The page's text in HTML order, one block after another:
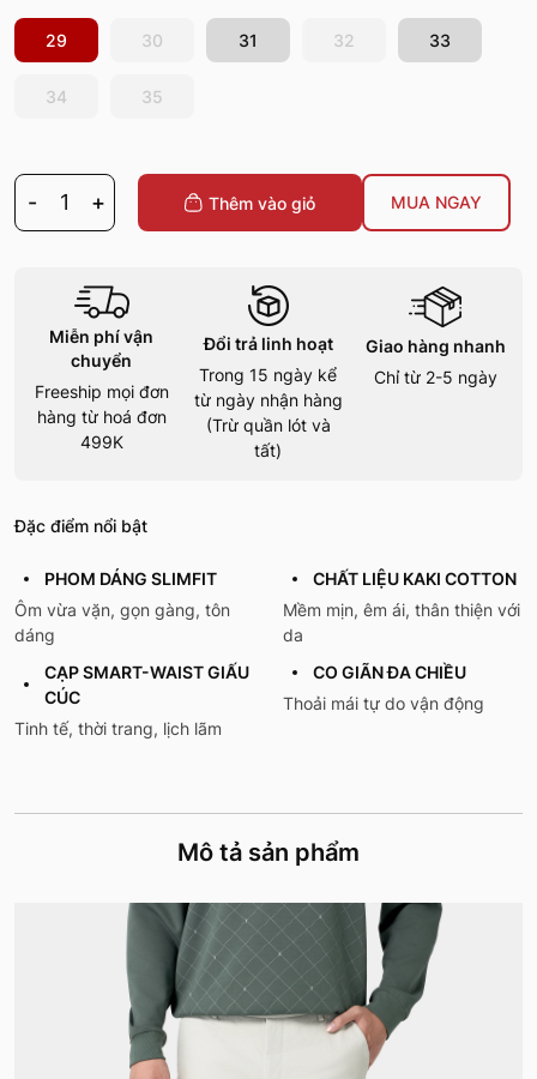
29 30 31 32 33
34 35
- 1 + Thêm vào giỏ MUA NGAY
Miễn phí vận
chuyển
Freeship mọi đơn
hàng từ hoá đơn
499K
Đổi trả linh hoạt
Trong 15 ngày kể
từ ngày nhận hàng
(Trừ quần lót và
tất)
Giao hàng nhanh
Chỉ từ 2-5 ngày
Đặc điểm nổi bật
PHOM DÁNG SLIMFIT
Ôm vừa vặn, gọn gàng, tôn
dáng
CHẤT LIỆU KAKI COTTON
Mềm mịn, êm ái, thân thiện với
da
CẠP SMART-WAIST GIẤU
CÚC
Tinh tế, thời trang, lịch lãm
CO GIÃN ĐA CHIỀU
Thoải mái tự do vận động
Mô tả sản phẩm